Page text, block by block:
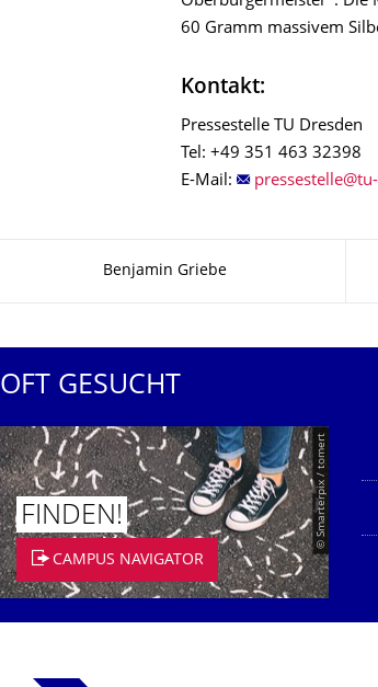
60 Gramm massivem
Kontakt:
Pressestelle TU Dresden
Tel: +49 351 463 32398
E-Mail:
Benjamin Griebe
OFT GESUCHT
© Smarterpix / tomert
FINDEN!
CAMPUS NAVIGATOR